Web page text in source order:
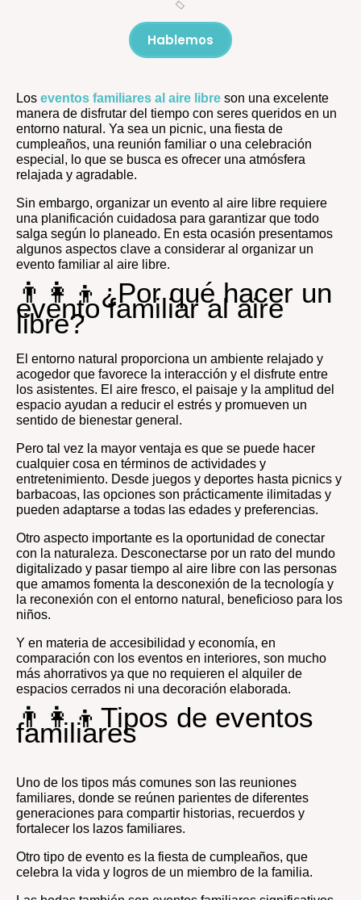
Los eventos familiares al aire libre son una excelente
manera de disfrutar del tiempo con seres queridos en un
entorno natural. Ya sea un picnic, una fiesta de
cumpleaños, una reunión familiar o una celebración
especial, lo que se busca es ofrecer una atmósfera
relajada y agradable.
Sin embargo, organizar un evento al aire libre requiere
una planificación cuidadosa para garantizar que todo
salga según lo planeado. En esta ocasión presentamos
algunos aspectos clave a considerar al organizar un
evento familiar al aire libre.
👨‍👩‍👦¿Por qué hacer un
evento familiar al aire
libre?
El entorno natural proporciona un ambiente relajado y
acogedor que favorece la interacción y el disfrute entre
los asistentes. El aire fresco, el paisaje y la amplitud del
espacio ayudan a reducir el estrés y promueven un
sentido de bienestar general.
Pero tal vez la mayor ventaja es que se puede hacer
cualquier cosa en términos de actividades y
entretenimiento. Desde juegos y deportes hasta picnics y
barbacoas, las opciones son prácticamente ilimitadas y
pueden adaptarse a todas las edades y preferencias.
Otro aspecto importante es la oportunidad de conectar
con la naturaleza. Desconectarse por un rato del mundo
digitalizado y pasar tiempo al aire libre con las personas
que amamos fomenta la desconexión de la tecnología y
la reconexión con el entorno natural, beneficioso para los
niños.
Y en materia de accesibilidad y economía, en
comparación con los eventos en interiores, son mucho
más ahorrativos ya que no requieren el alquiler de
espacios cerrados ni una decoración elaborada.
👨‍👩‍👦Tipos de eventos
familiares
Uno de los tipos más comunes son las reuniones
familiares, donde se reúnen parientes de diferentes
generaciones para compartir historias, recuerdos y
fortalecer los lazos familiares.
Otro tipo de evento es la fiesta de cumpleaños, que
celebra la vida y logros de un miembro de la familia.
Hablemos